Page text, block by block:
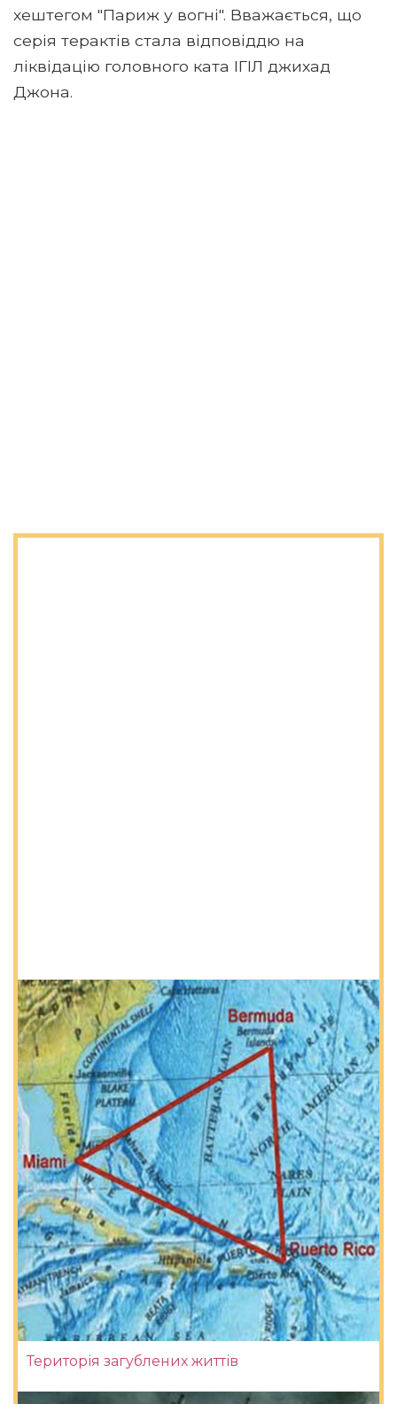
хештегом "Париж у вогні". Вважається, що
серія терактів стала відповіддю на
ліквідацію головного ката ІГІЛ джихад
Джона.
Територія загублених життів